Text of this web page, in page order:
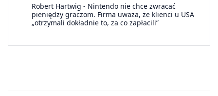
Robert Hartwig - Nintendo nie chce zwracać
pieniędzy graczom. Firma uważa, że klienci u USA
„otrzymali dokładnie to, za co zapłacili”